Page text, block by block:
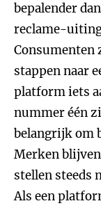
bepalender
reclame-
Consumenten
stappen naar
platform iets
nummer één
belangrijk om
Merken
stellen steeds
Als een